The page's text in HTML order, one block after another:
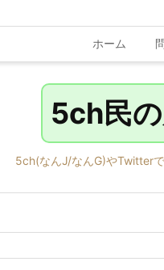
ホーム
5ch民
5ch(なんJ/なんG)やTwitter